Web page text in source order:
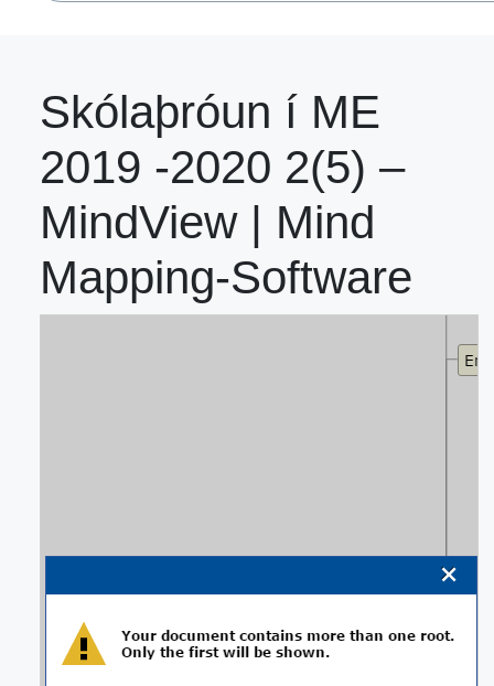
Skólaþróun í ME
2019 -2020 2(5) –
MindView | Mind
Mapping-Software